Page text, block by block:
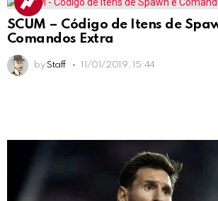
SCUM – Código de Itens de
Comandos Extra
by Staff 11/01/2019, 15:44